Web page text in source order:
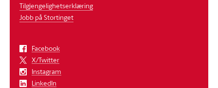
Tilgjengelighetserklæring
Jobb på Stortinget
Facebook
X/Twitter
Instagram
LinkedIn